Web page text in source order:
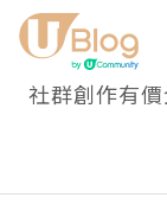
社群創作有